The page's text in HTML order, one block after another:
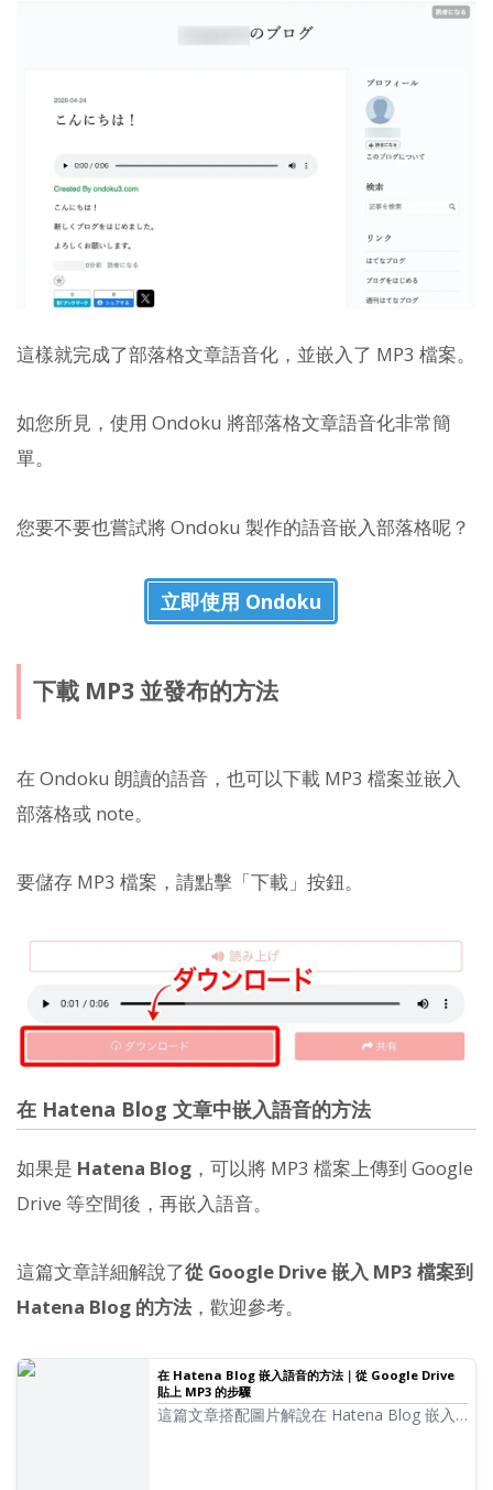
這樣就完成了部落格文章語音化，並嵌入了 MP3 檔案。
如您所見，使用 Ondoku 將部落格文章語音化非常簡
單。
您要不要也嘗試將 Ondoku 製作的語音嵌入部落格呢？
立即使用 Ondoku
下載 MP3 並發布的方法
在 Ondoku 朗讀的語音，也可以下載 MP3 檔案並嵌入
部落格或 note。
要儲存 MP3 檔案，請點擊「下載」按鈕。
在 Hatena Blog 文章中嵌入語音的方法
如果是 Hatena Blog ，可以將 MP3 檔案上傳到 Google
Drive 等空間後，再嵌入語音。
這篇文章詳細解說了從 Google Drive 嵌入 MP3 檔案到
Hatena Blog 的方法 ，歡迎參考。
在 Hatena Blog 嵌入語音的方法｜從 Google Drive
貼上 MP3 的步驟
這篇文章搭配圖片解說在 Hatena Blog 嵌入